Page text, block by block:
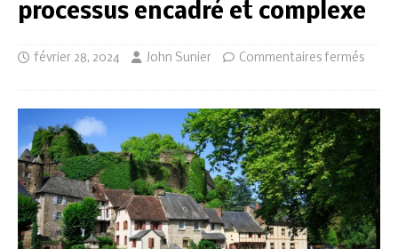
processus encadré et complexe
février 28, 2024 John Sunier Commentaires fermés